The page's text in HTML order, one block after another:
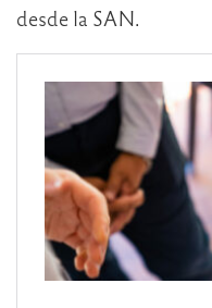
desde la SAN.